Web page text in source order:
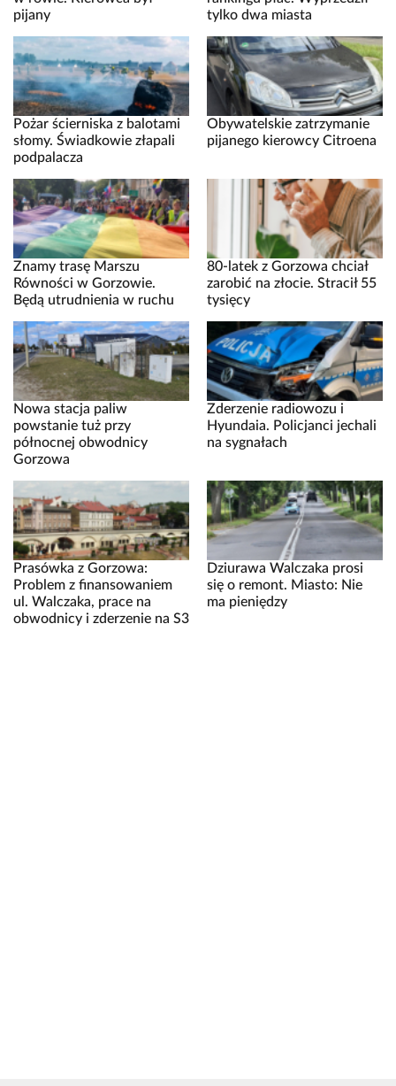
pijany
tylko dwa miasta
Pożar ścierniska z balotami
słomy. Świadkowie złapali
podpalacza
Obywatelskie zatrzymanie
pijanego kierowcy Citroena
Znamy trasę Marszu
Równości w Gorzowie.
Będą utrudnienia w ruchu
80-latek z Gorzowa chciał
zarobić na złocie. Stracił 55
tysięcy
Nowa stacja paliw
powstanie tuż przy
północnej obwodnicy
Gorzowa
Zderzenie radiowozu i
Hyundaia. Policjanci jechali
na sygnałach
Prasówka z Gorzowa:
Problem z finansowaniem
ul. Walczaka, prace na
obwodnicy i zderzenie na S3
Dziurawa Walczaka prosi
się o remont. Miasto: Nie
ma pieniędzy